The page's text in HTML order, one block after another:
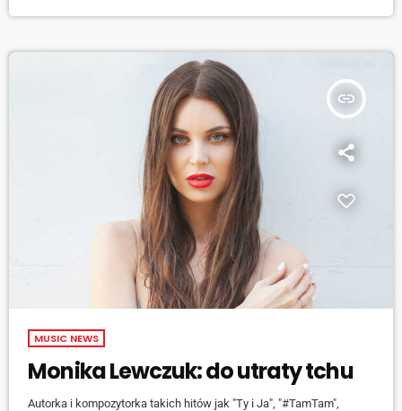
insert_link
MUSIC NEWS
Monika Lewczuk: do utraty tchu
Autorka i kompozytorka takich hitów jak "Ty i Ja", "#TamTam",